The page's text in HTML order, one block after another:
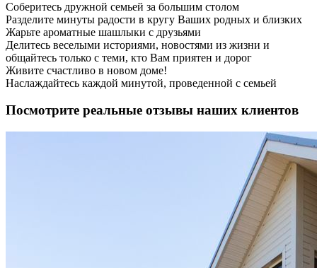
Соберитесь дружной семьей за большим столом
Разделите минуты радости в кругу Ваших родных и близких
Жарьте ароматные шашлыки с друзьями
Делитесь веселыми историями, новостями из жизни и
общайтесь только с теми, кто Вам приятен и дорог
Живите счастливо в новом доме!
Наслаждайтесь каждой минутой, проведенной с семьей
Посмотрите реальные отзывы наших клиентов